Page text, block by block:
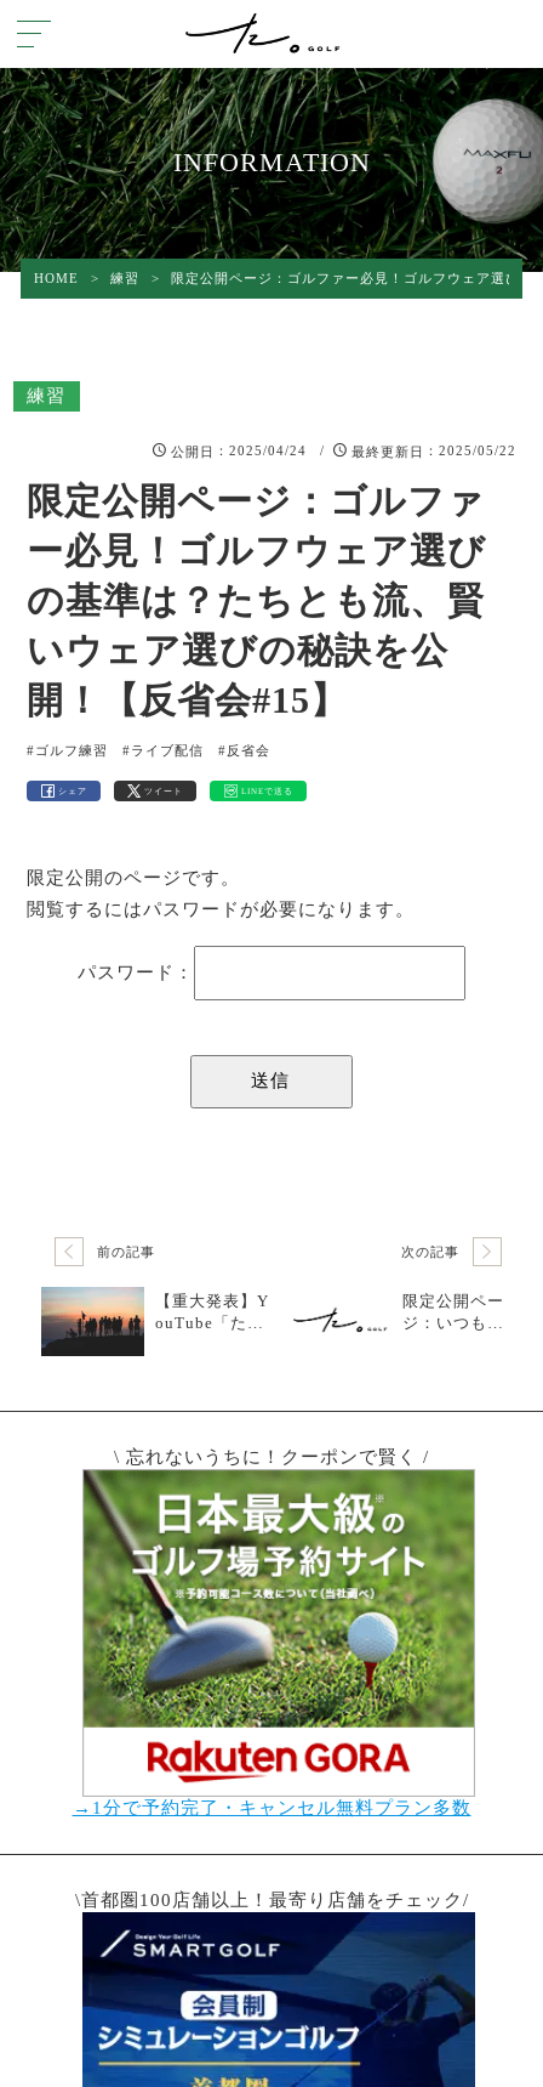
INFORMATION
HOME > 練習 > 限定公開ページ：ゴルファー必見！ゴルフウェア選び
練習
公開日 ：2025/04/24 / 最終更新日 ：2025/05/22
限定公開ページ：ゴルファ
ー必見！ゴルフウェア選び
の基準は？たちとも流、賢
いウェア選びの秘訣を公
開！【反省会#15】
#ゴルフ練習 #ライブ配信 #反省会
シェア ツイート LINEで送る
限定公開のページです。
閲覧するにはパスワードが必要になります。
パスワード：
前の記事
【重大発表】Y
ouTube「たち
次の記事
限定公開ペー
ジ：いつもと
河川敷で練習
高すぎた【反
省会#16】
\ 忘れないうちに！クーポンで賢く /
→1分で予約完了・キャンセル無料プラン多数
\首都圏100店舗以上！最寄り店舗をチェック/